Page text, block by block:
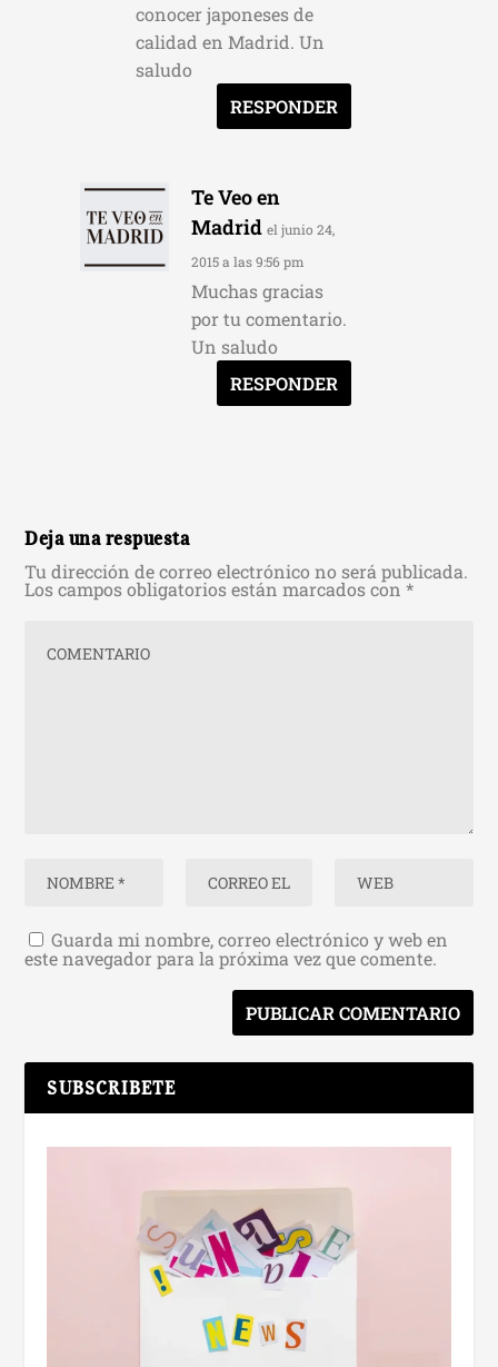
conocer japoneses de
calidad en Madrid. Un
saludo
RESPONDER
Te Veo en
Madrid el junio 24,
2015 a las 9:56 pm
Muchas gracias
por tu comentario.
Un saludo
RESPONDER
Deja una respuesta
Tu dirección de correo electrónico no será publicada.
Los campos obligatorios están marcados con*
Guarda mi nombre, correo electrónico y web en
este navegador para la próxima vez que comente.
SUBSCRIBETE